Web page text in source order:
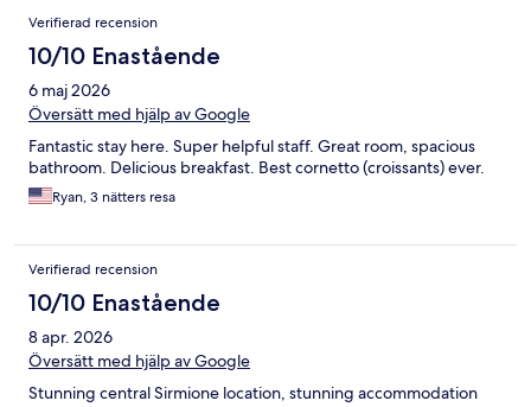
Verifierad recension
10/10 Enastående
6 maj 2026
Översätt med hjälp av Google
Fantastic stay here. Super helpful staff. Great room, spacious
bathroom. Delicious breakfast. Best cornetto (croissants) ever.
Ryan, 3 nätters resa
Verifierad recension
10/10 Enastående
8 apr. 2026
Översätt med hjälp av Google
Stunning central Sirmione location, stunning accommodation